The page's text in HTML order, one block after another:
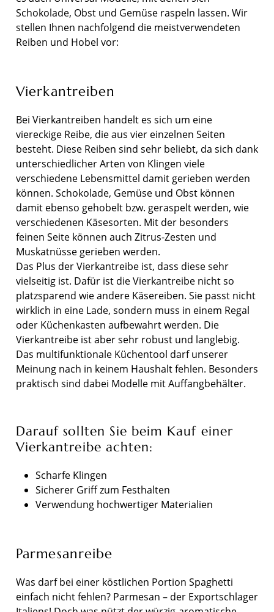
Schokolade, Obst und Gemüse raspeln lassen. Wir
stellen Ihnen nachfolgend die meistverwendeten
Reiben und Hobel vor:
Vierkantreiben
Bei Vierkantreiben handelt es sich um eine
viereckige Reibe, die aus vier einzelnen Seiten
besteht. Diese Reiben sind sehr beliebt, da sich dank
unterschiedlicher Arten von Klingen viele
verschiedene Lebensmittel damit gerieben werden
können. Schokolade, Gemüse und Obst können
damit ebenso gehobelt bzw. geraspelt werden, wie
verschiedenen Käsesorten. Mit der besonders
feinen Seite können auch Zitrus-Zesten und
Muskatnüsse gerieben werden.
Das Plus der Vierkantreibe ist, dass diese sehr
vielseitig ist. Dafür ist die Vierkantreibe nicht so
platzsparend wie andere Käsereiben. Sie passt nicht
wirklich in eine Lade, sondern muss in einem Regal
oder Küchenkasten aufbewahrt werden. Die
Vierkantreibe ist aber sehr robust und langlebig.
Das multifunktionale Küchentool darf unserer
Meinung nach in keinem Haushalt fehlen. Besonders
praktisch sind dabei Modelle mit Auffangbehälter.
Darauf sollten Sie beim Kauf einer
Vierkantreibe achten:
Scharfe Klingen
Sicherer Griff zum Festhalten
Verwendung hochwertiger Materialien
Parmesanreibe
Was darf bei einer köstlichen Portion Spaghetti
einfach nicht fehlen? Parmesan – der Exportschlager